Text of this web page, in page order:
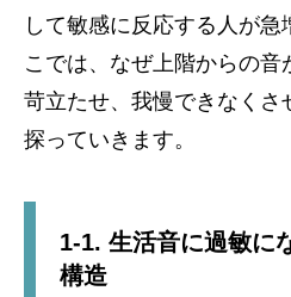
して敏感に反応する人が急
こでは、なぜ上階からの音
苛立たせ、我慢できなくさ
探っていきます。
1-1. 生活音に過敏に
構造